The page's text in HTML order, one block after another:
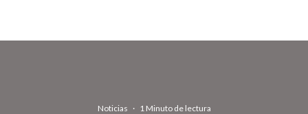
Noticias · 1 Minuto de lectura